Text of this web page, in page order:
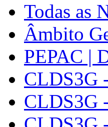
Todas as
Âmbito
PEPAC |
CLDS3G
CLDS3G